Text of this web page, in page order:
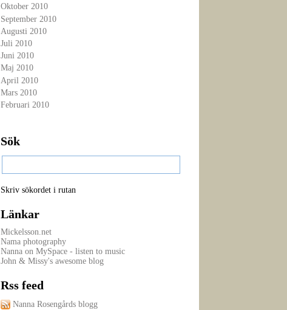
Oktober 2010
September 2010
Augusti 2010
Juli 2010
Juni 2010
Maj 2010
April 2010
Mars 2010
Februari 2010
Sök
Skriv sökordet i rutan
Länkar
Mickelsson.net
Nama photography
Nanna on MySpace - listen to music
John & Missy's awesome blog
Rss feed
Nanna Rosengårds blogg